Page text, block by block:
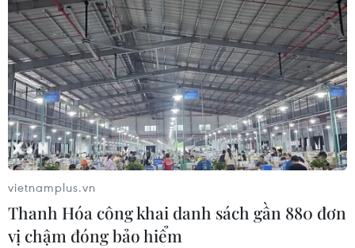
vietnamplus.vn
Thanh Hóa công khai danh sách gần 880 đơn
vị chậm đóng bảo hiểm